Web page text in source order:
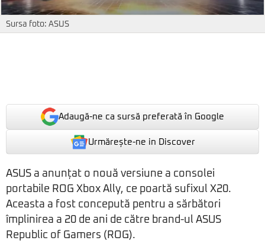
Sursa foto: ASUS
Adaugă-ne ca sursă preferată în Google
Urmărește-ne in Discover
ASUS a anunțat o nouă versiune a consolei
portabile ROG Xbox Ally, ce poartă sufixul X20.
Aceasta a fost concepută pentru a sărbători
împlinirea a 20 de ani de către brand-ul ASUS
Republic of Gamers (ROG).